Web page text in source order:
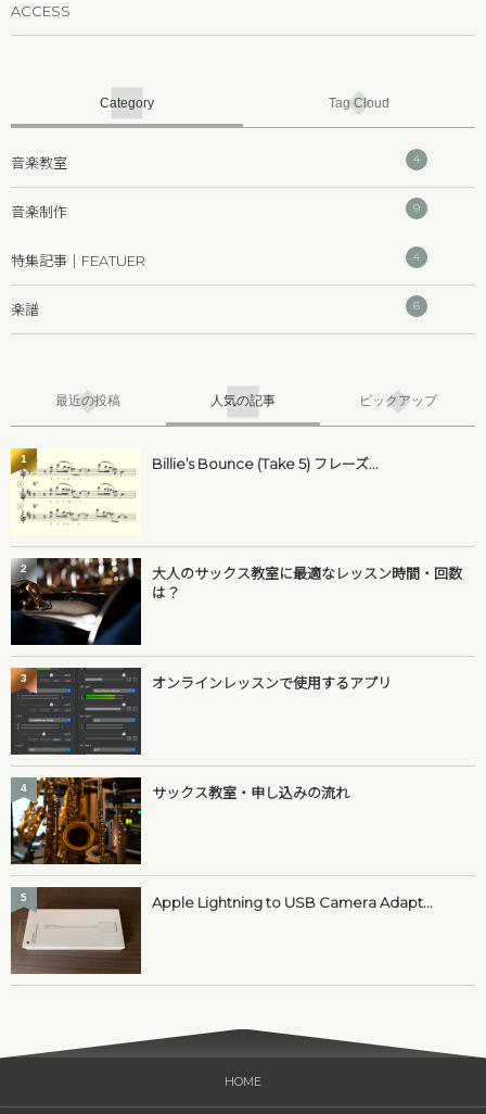
ACCESS
Category Tag Cloud
音楽教室 4
音楽制作 9
特集記事｜FEATUER 4
楽譜 6
最近の投稿 人気の記事 ピックアップ
Billie’s Bounce (Take 5) フレーズ...
1
大人のサックス教室に最適なレッスン時間・回数
は？
2
オンラインレッスンで使用するアプリ
3
サックス教室・申し込みの流れ
4
Apple Lightning to USB Camera Adapt...
5
HOME